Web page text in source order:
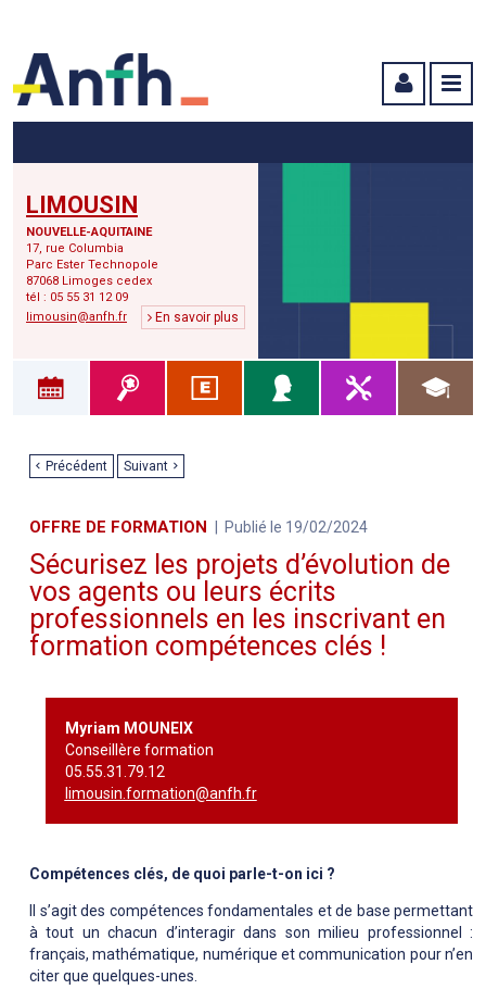
LIMOUSIN
NOUVELLE-AQUITAINE
17, rue Columbia
Parc Ester Technopole
87068 Limoges cedex
tél : 05 55 31 12 09
limousin@anfh.fr
En savoir plus
Précédent Suivant
OFFRE DE FORMATION Publié le 19/02/2024
Sécurisez les projets d’évolution de
vos agents ou leurs écrits
professionnels en les inscrivant en
formation compétences clés !
Myriam MOUNEIX
Conseillère formation
05.55.31.79.12
limousin.formation@anfh.fr
Compétences clés, de quoi parle-t-on ici ?
Il s’agit des compétences fondamentales et de base permettant
à tout un chacun d’interagir dans son milieu professionnel :
français, mathématique, numérique et communication pour n’en
citer que quelques-unes.